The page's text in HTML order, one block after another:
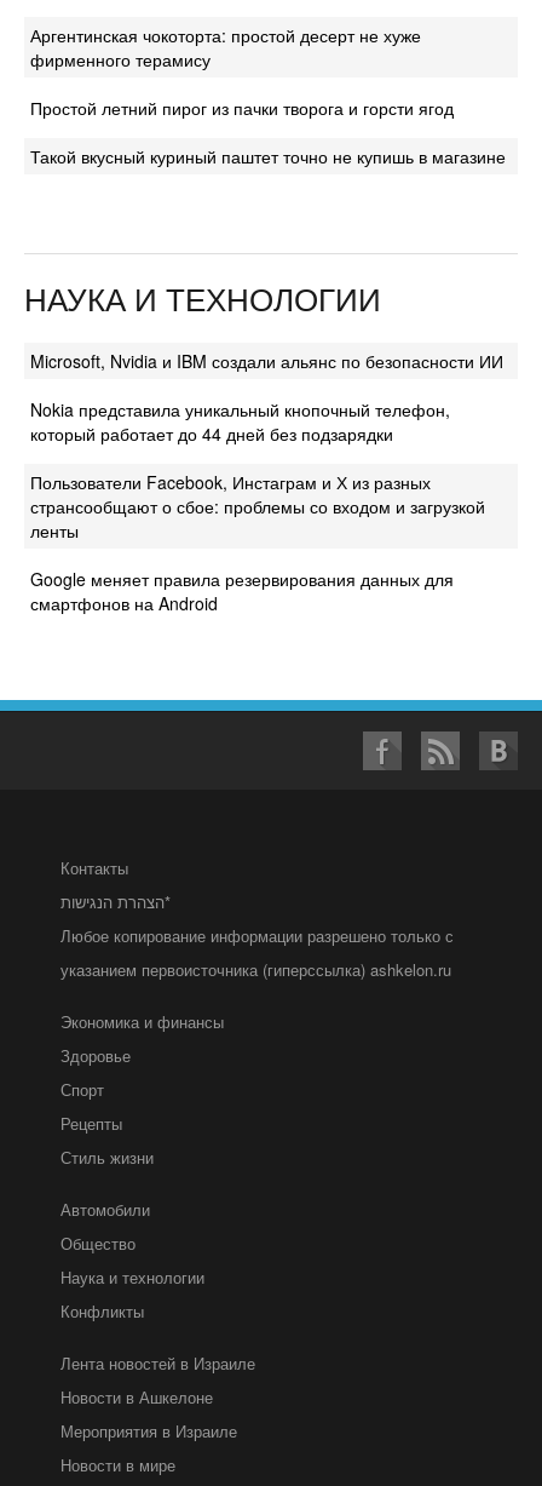
Аргентинская чокоторта: простой десерт не хуже
фирменного терамису
Простой летний пирог из пачки творога и горсти ягод
Такой вкусный куриный паштет точно не купишь в магазине
НАУКА И ТЕХНОЛОГИИ
Microsoft, Nvidia и IBM создали альянс по безопасности ИИ
Nokia представила уникальный кнопочный телефон,
который работает до 44 дней без подзарядки
Пользователи Facebook, Инстаграм и Х из разных
странсообщают о сбое: проблемы со входом и загрузкой
ленты
Google меняет правила резервирования данных для
смартфонов на Android
Контакты
הצהרת הנגישות*
Любое копирование информации разрешено только с
указанием первоисточника (гиперссылка) ashkelon.ru
Экономика и финансы
Здоровье
Спорт
Рецепты
Стиль жизни
Автомобили
Общество
Наука и технологии
Конфликты
Лента новостей в Израиле
Новости в Ашкелоне
Мероприятия в Израиле
Новости в мире